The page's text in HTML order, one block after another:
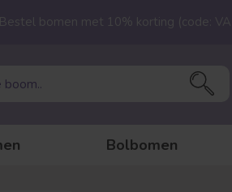
Bolbomen
bomen met 10% korting (code: